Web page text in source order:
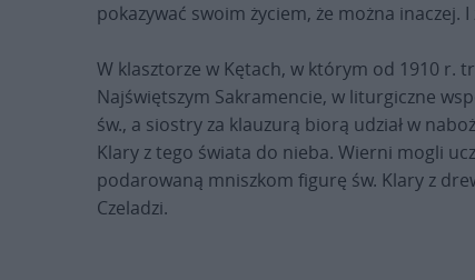
pokazywać swoim życiem, że można inaczej. I
W klasztorze w Kętach, w którym od 1910 r.
Najświętszym Sakramencie, w liturgiczne
św., a siostry za klauzurą biorą udział w
Klary z tego świata do nieba. Wierni mogli
podarowaną mniszkom figurę św. Klary z
Czeladzi.